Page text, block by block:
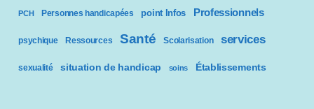
PCH Personnes handicapées point Infos Professionnels
psychique Ressources Santé Scolarisation services
sexualité situation de handicap soins Établissements